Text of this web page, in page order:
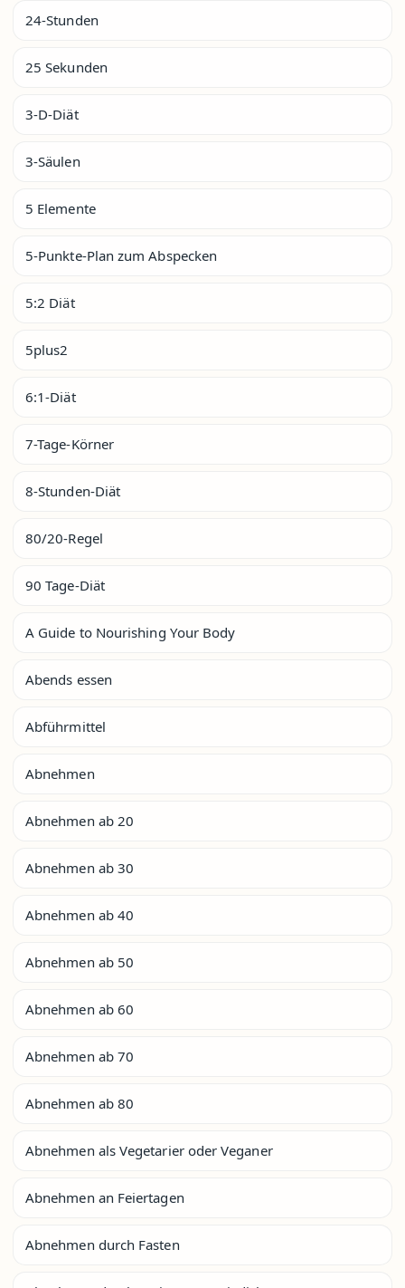
24-Stunden
25 Sekunden
3-D-Diät
3-Säulen
5 Elemente
5-Punkte-Plan zum Abspecken
5:2 Diät
5plus2
6:1-Diät
7-Tage-Körner
8-Stunden-Diät
80/20-Regel
90 Tage-Diät
A Guide to Nourishing Your Body
Abends essen
Abführmittel
Abnehmen
Abnehmen ab 20
Abnehmen ab 30
Abnehmen ab 40
Abnehmen ab 50
Abnehmen ab 60
Abnehmen ab 70
Abnehmen ab 80
Abnehmen als Vegetarier oder Veganer
Abnehmen an Feiertagen
Abnehmen durch Fasten